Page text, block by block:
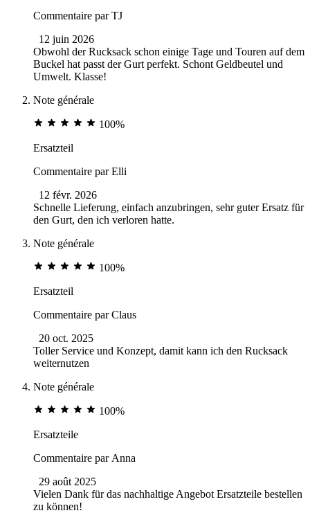
Commentaire parTJ
12 juin 2026
Obwohl der Rucksack schon einige Tage und Touren auf dem
Buckel hat passt der Gurt perfekt. Schont Geldbeutel und
Umwelt. Klasse!
Note générale
100%
Ersatzteil
Commentaire parElli
12 févr. 2026
Schnelle Lieferung, einfach anzubringen, sehr guter Ersatz für
den Gurt, den ich verloren hatte.
Note générale
100%
Ersatzteil
Commentaire parClaus
20 oct. 2025
Toller Service und Konzept, damit kann ich den Rucksack
weiternutzen
Note générale
100%
Ersatzteile
Commentaire par Anna
29 août 2025
Vielen Dank für das nachhaltige Angebot Ersatzteile bestellen
zu können!